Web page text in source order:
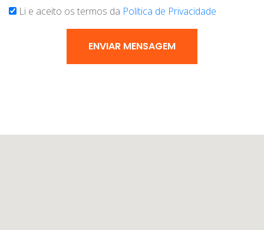
Li e aceito os termos da Política de Privacidade
ENVIAR MENSAGEM